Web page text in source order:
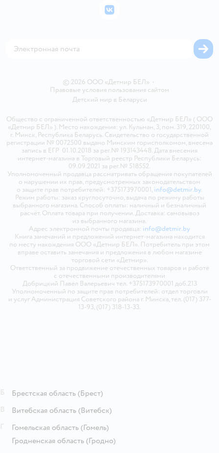
Политика использования файлов cookie
Бонусные карты
© 2026 ООО «Детмир БЕЛ» •
Правовые условия пользования сайтом
Детский мир в Беларуси
Общество с ограниченной ответственностью «Детмир БЕЛ» ( ООО
«Детмир БЕЛ» ). Место нахождения: ул. Кульман, 3, пом. 319, 220100,
г. Минск, Республика Беларусь. Свидетельство о государственной
регистрации № 0072500 выдано Минским горисполкомом, внесена
запись в ЕГР 01.10.2018 за рег.№ 193143448. Дата внесения
интернет-магазина в Торговый реестр Республики Беларусь:
09.09.2021 за рег.№ 518552.
Уполномоченный продавца рассматривать обращения покупателей
о нарушении их прав, предусмотренных законодательством
о защите прав потребителей: +375173970001, info@detmir.by.
Режим работы: заказ круглосуточно, выдача по режиму работы
выбранного магазина. Способ оплаты: наличный и безналичный
расчёт. Оплата товара при получении. Доставка: самовывоз
из выбранного магазина.
Адрес электронной почты продавца: info@detmir.by
Книга замечаний и предложений интернет-магазина находится
по месту нахождения ООО «Детмир БЕЛ». Потребитель при этом
вправе оставить замечания и предложения в любом магазине
торговой сети «Детмир».
Ответственный за продвижение отечественных товаров и работе
с отечественными производителями
Добрицкий Павел Валерьевич тел. +375173970001 доб.213
Уполномоченный по защите прав потребителей: отдел торговли
и услуг Администрация Советского района г. Минска, тел. (017) 377-
13-93, (017) 318-13-33.
ВКонтакте
Брестская область (Брест)
Витебская область (Витебск)
Гомельская область (Гомель)
Гродненская область (Гродно)